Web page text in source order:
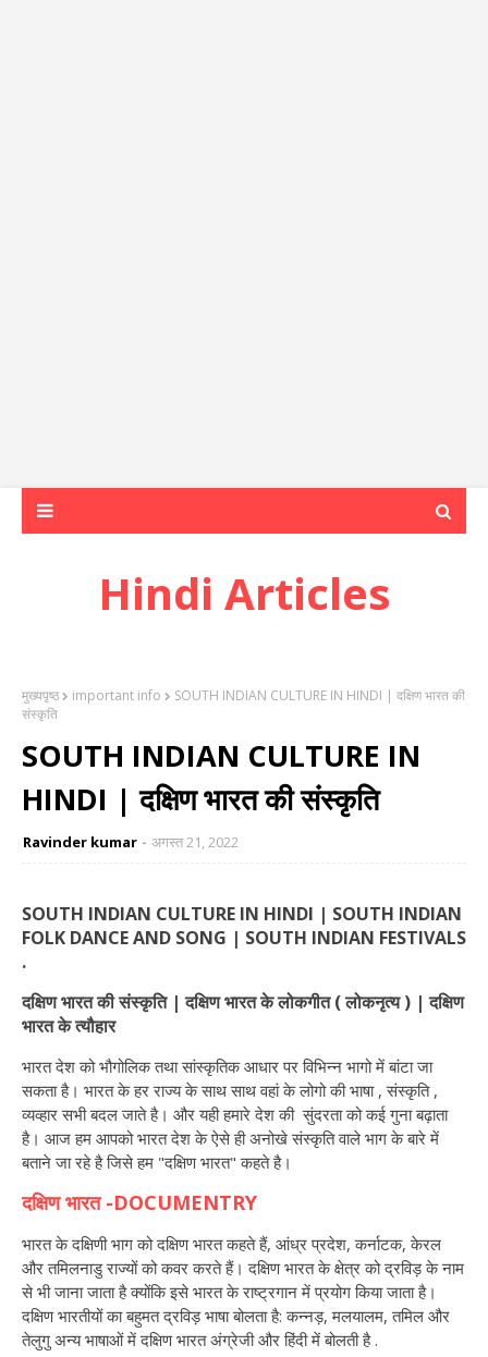
Hindi Articles
मुख्यपृष्ठ important info
SOUTH INDIAN CULTURE IN HINDI | दक्षिण भारत की
संस्कृति
SOUTH INDIAN CULTURE IN
HINDI | दक्षिण भारत की संस्कृति
Ravinder kumar अगस्त 21, 2022
SOUTH INDIAN CULTURE IN HINDI | SOUTH INDIAN
FOLK DANCE AND SONG | SOUTH INDIAN FESTIVALS
.
दक्षिण भारत की संस्कृति | दक्षिण भारत के लोकगीत ( लोकनृत्य ) | दक्षिण
भारत के त्यौहार
भारत देश को भौगोलिक तथा सांस्कृतिक आधार पर विभिन्न भागो में बांटा जा
सकता है। भारत के हर राज्य के साथ साथ वहां के लोगो की भाषा , संस्कृति ,
व्यव्हार सभी बदल जाते है। और यही हमारे देश की सुंदरता को कई गुना बढ़ाता
है। आज हम आपको भारत देश के ऐसे ही अनोखे संस्कृति वाले भाग के बारे में
बताने जा रहे है जिसे हम "दक्षिण भारत" कहते है।
दक्षिण भारत -DOCUMENTRY
भारत के दक्षिणी भाग को दक्षिण भारत कहते हैं, आंध्र प्रदेश, कर्नाटक, केरल
और तमिलनाडु राज्यों को कवर करते हैं। दक्षिण भारत के क्षेत्र को द्रविड़ के नाम
से भी जाना जाता है क्योंकि इसे भारत के राष्ट्रगान में प्रयोग किया जाता है।
दक्षिण भारतीयों का बहुमत द्रविड़ भाषा बोलता है: कन्नड़, मलयालम, तमिल और
तेलुगु अन्य भाषाओं में दक्षिण भारत अंग्रेजी और हिंदी में बोलती है .